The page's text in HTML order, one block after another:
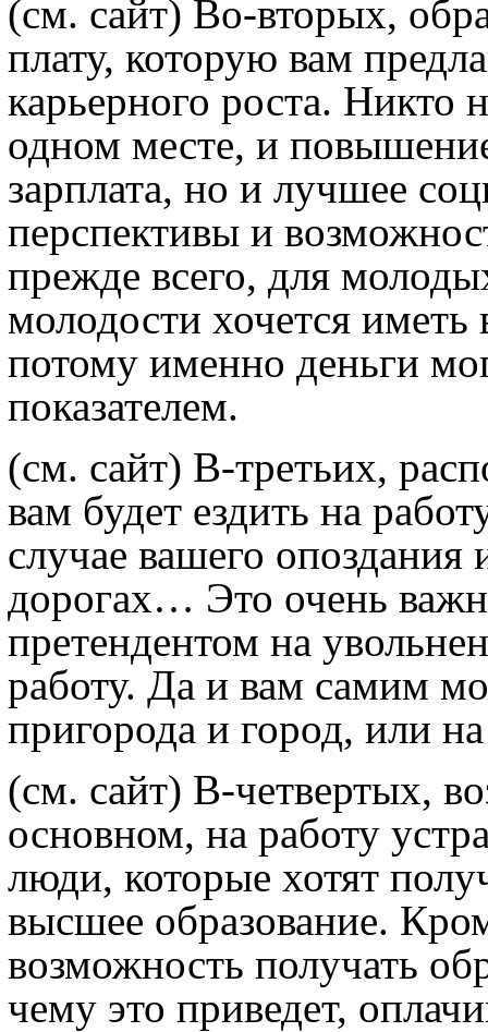
(см. сайт) Во-вторых,
плату, которую вам
карьерного роста. Никто
одном месте, и
зарплата, но и лучшее
перспективы и
прежде всего, для
молодости хочется
потому именно деньги
показателем.
(см. сайт) В-третьих,
вам будет ездить на
случае вашего
дорогах… Это очень
претендентом на
работу. Да и вам самим
пригорода и город, или
(см. сайт) В-четвертых,
основном, на работу
люди, которые хотят
высшее образование.
возможность получать
чему это приведет,